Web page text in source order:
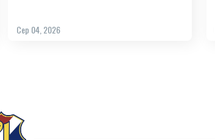
Сер 04, 2026